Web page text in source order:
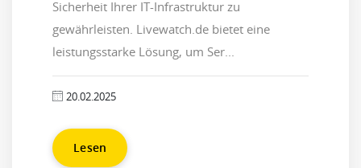
Sicherheit Ihrer IT-Infrastruktur zu
gewährleisten. Livewatch.de bietet eine
leistungsstarke Lösung, um Ser...
20.02.2025
Lesen